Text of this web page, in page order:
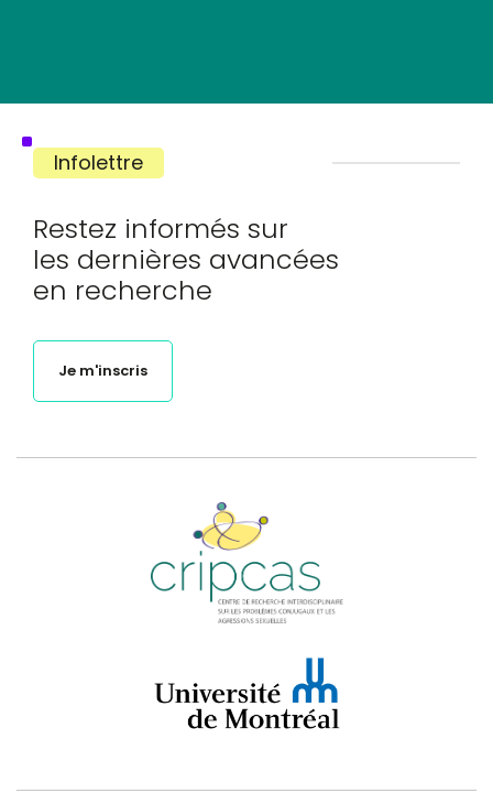
Infolettre
Restez informés sur
les dernières avancées
en recherche
Je m'inscris